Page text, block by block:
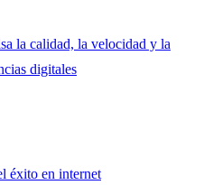
la calidad, la velocidad y la
digitales
éxito en internet